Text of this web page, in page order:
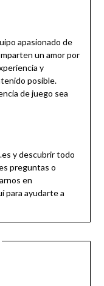
apasionado de
un amor por
y
posible.
de juego sea
y descubrir todo
preguntas o
en
para ayudarte a